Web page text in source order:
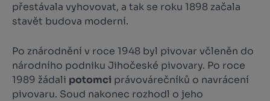
přestávala vyhovovat, a tak se roku 1898 začala
stavět budova moderní.
Po znárodnění v roce 1948 byl pivovar včleněn do
národního podniku Jihočeské pivovary. Po roce
1989 žádali potomci právovárečníků o navrácení
pivovaru. Soud nakonec rozhodl o jeho